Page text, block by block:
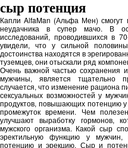
сыр потенция
Капли AlfaMan (Альфа Мен) смогут
неудачника в супер мачо. В
исследований, проводившихся в
увидели, что у сильной
достоинства находятся в
туземцев, они отыскали ряд
Очень важной частью сохранения
мужчины, является тщательно
случается, что изменение рациона
сексуальных возможностей у
продуктов, повышающих потенцию
промежуток времени. Чем
улучшают выработку гормонов,
мужского организма. Какой сыр
эректильную функцию у
потенцию и эрекцию. Сыр и